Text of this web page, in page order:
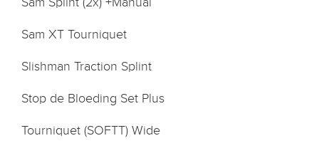
Sam XT Tourniquet
Slishman Traction Splint
Stop de Bloeding Set Plus
Tourniquet (SOFTT) Wide